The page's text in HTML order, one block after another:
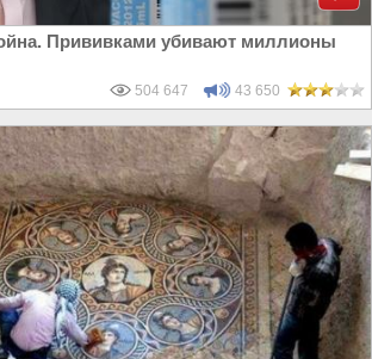
Прививками убивают миллионы
504 647 43 650